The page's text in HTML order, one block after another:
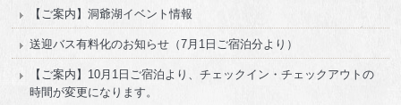
【ご案内】洞爺湖イベント情報
送迎バス有料化のお知らせ（7月1日ご宿泊分より）
【ご案内】10月1日ご宿泊より、チェックイン・チェックアウトの
時間が変更になります。